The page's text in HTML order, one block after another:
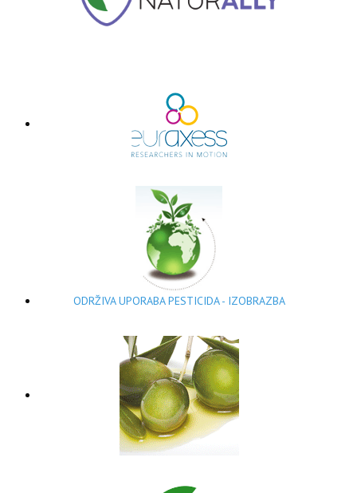
ODRŽIVA UPORABA PESTICIDA - IZOBRAZBA